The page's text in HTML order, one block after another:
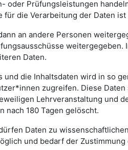
oder Prüfungsleistungen
für die Verarbeitung der Daten ist
an andere Personen
Daten.
und die Inhaltsdaten wird in so
zugreifen. Diese
Lehrveranstaltung und
nach 180 Tagen gelöscht.
Daten zu
und bedarf der